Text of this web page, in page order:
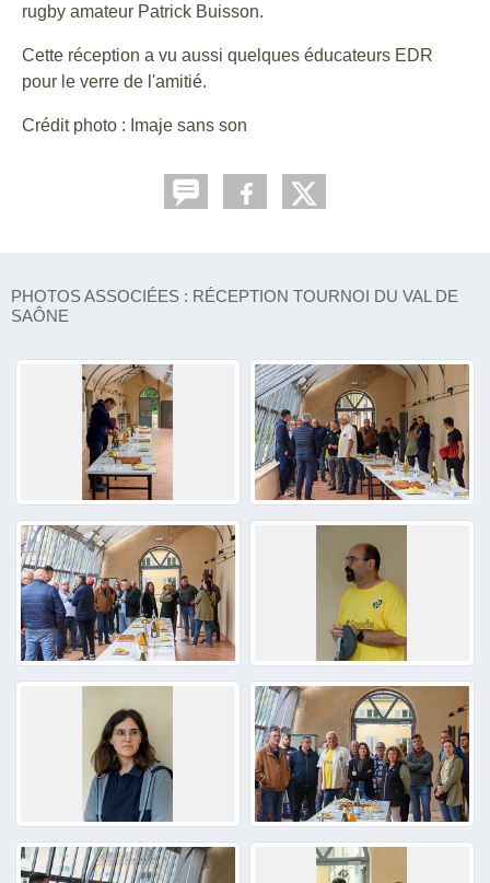
rugby amateur Patrick Buisson.
Cette réception a vu aussi quelques éducateurs EDR
pour le verre de l'amitié.
Crédit photo : Imaje sans son
PHOTOS ASSOCIÉES : RÉCEPTION TOURNOI DU VAL DE
SAÔNE